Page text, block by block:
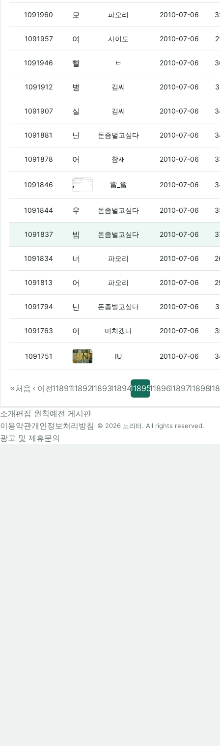
1091960 (2)
파오리 2010-07-06
1091957 사이도 2010-07-06
1091946 ㅂ 2010-07-06
1091912 (2)
김씨 2010-07-06
1091907 (1)
김씨 2010-07-06
1091881 (3)
돈좀벌고싶다 2010-07-06
1091878 참새 2010-07-06
1091846 여기가 그 유명한 오리넷인가요?
當_當 2010-07-06
1091844 (4)
돈좀벌고싶다 2010-07-06
1091837 (2)
돈좀벌고싶다 2010-07-06
1091834 파오리 2010-07-06
1091813 파오리 2010-07-06
1091794 돈좀벌고싶다 2010-07-06
1091763 (1)
미치겠다 2010-07-06
1091751 오늘 할 일은 많은데(1)
IU 2010-07-06
처음 이전1189111892118931189411895118961189711898
소개편집 원칙예전 게시판
이용약관개인정보처리방침
광고 및 제휴문의
© 2026 노리터. All rights reserved.